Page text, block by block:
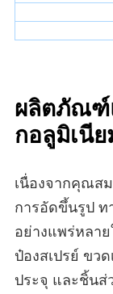
ผลิตภัณฑ์
กอลูมิเนีย
เนื่องจากคุณส
การอัดขึ้นรูป ท
อย่างแพร่หลา
ป๋องสเปรย์ ขว
ประจุ และชิ้น